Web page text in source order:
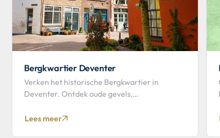
Bergkwartier Deventer
Verken het historische Bergkwartier in
Deventer. Ontdek oude gevels,
Lees meer